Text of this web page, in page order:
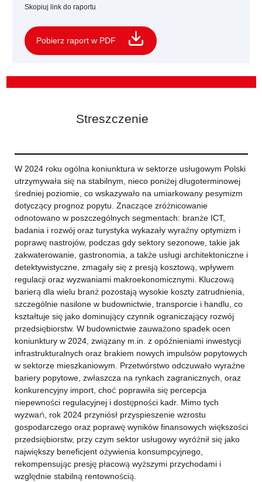
Skopiuj link do raportu
Pobierz raport w PDF
Streszczenie
W 2024 roku ogólna koniunktura w sektorze usługowym Polski
utrzymywała się na stabilnym, nieco poniżej długoterminowej
średniej poziomie, co wskazywało na umiarkowany pesymizm
dotyczący prognoz popytu. Znaczące zróżnicowanie
odnotowano w poszczególnych segmentach: branże ICT,
badania i rozwój oraz turystyka wykazały wyraźny optymizm i
poprawę nastrojów, podczas gdy sektory sezonowe, takie jak
zakwaterowanie, gastronomia, a także usługi architektoniczne i
detektywistyczne, zmagały się z presją kosztową, wpływem
regulacji oraz wyzwaniami makroekonomicznymi. Kluczową
barierą dla wielu branż pozostają wysokie koszty zatrudnienia,
szczególnie nasilone w budownictwie, transporcie i handlu, co
kształtuje się jako dominujący czynnik ograniczający rozwój
przedsiębiorstw. W budownictwie zauważono spadek ocen
koniunktury w 2024, związany m.in. z opóźnieniami inwestycji
infrastrukturalnych oraz brakiem nowych impulsów popytowych
w sektorze mieszkaniowym. Przetwórstwo odczuwało wyraźne
bariery popytowe, zwłaszcza na rynkach zagranicznych, oraz
konkurencyjny import, choć poprawiła się percepcja
niepewności regulacyjnej i dostępności kadr. Mimo tych
wyzwań, rok 2024 przyniósł przyspieszenie wzrostu
gospodarczego oraz poprawę wyników finansowych większości
przedsiębiorstw, przy czym sektor usługowy wyróżnił się jako
największy beneficjent ożywienia konsumpcyjnego,
rekompensując presję płacową wyższymi przychodami i
względnie stabilną rentownością.